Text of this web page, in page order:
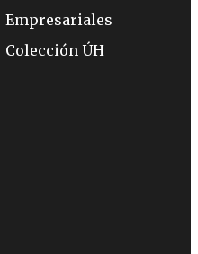
Empresariales
Colección ÚH